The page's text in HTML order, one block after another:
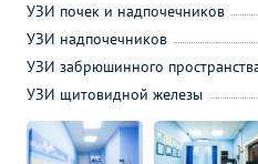
УЗИ почек и надпочечников
УЗИ надпочечников
УЗИ забрюшинного
УЗИ щитовидной железы